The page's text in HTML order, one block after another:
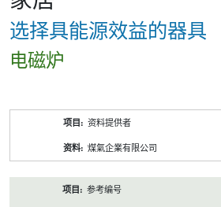
选择具能源效益的器具
电磁炉
资料提供者
煤氣企業有限公司
参考编号